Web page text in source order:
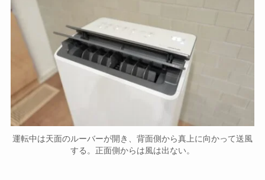
運転中は天面のルーバーが開き、背面側から真上に向かって送風
する。正面側からは風は出ない。